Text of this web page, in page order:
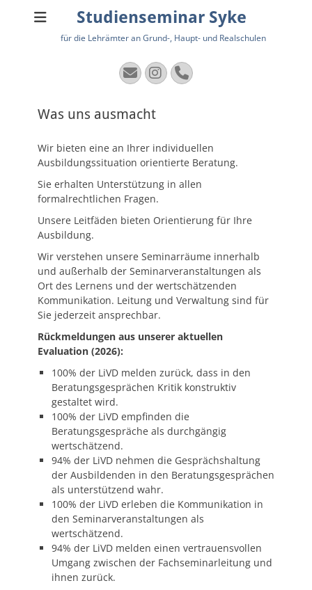
Studienseminar Syke
für die Lehrämter an Grund-, Haupt- und Realschulen
E-
Mail
Instagram
Telefon
Was uns ausmacht
Wir bieten eine an Ihrer individuellen
Ausbildungssituation orientierte Beratung.
Sie erhalten Unterstützung in allen
formalrechtlichen Fragen.
Unsere Leitfäden bieten Orientierung für Ihre
Ausbildung.
Wir verstehen unsere Seminarräume innerhalb
und außerhalb der Seminarveranstaltungen als
Ort des Lernens und der wertschätzenden
Kommunikation. Leitung und Verwaltung sind für
Sie jederzeit ansprechbar.
Rückmeldungen aus unserer aktuellen
Evaluation (2026):
100% der LiVD melden zurück, dass in den
Beratungsgesprächen Kritik konstruktiv
gestaltet wird.
100% der LiVD empfinden die
Beratungsgespräche als durchgängig
wertschätzend.
94% der LiVD nehmen die Gesprächshaltung
der Ausbildenden in den Beratungsgesprächen
als unterstützend wahr.
100% der LiVD erleben die Kommunikation in
den Seminarveranstaltungen als
wertschätzend.
94% der LiVD melden einen vertrauensvollen
Umgang zwischen der Fachseminarleitung und
ihnen zurück.